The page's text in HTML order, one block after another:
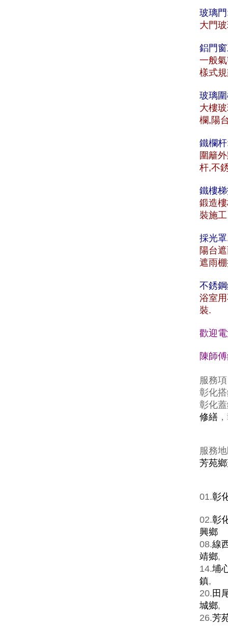
玻璃
大門
鋁門
一般
樣式
玻璃
大樓
欄,陽
鐵欄
圍籬
杆,不
鐵樓
鍛造
裝施工
採光
陽台
遮雨
不銹
浴室
裝.
歡迎
陳師
服務
彰化
彰化
修繕
服務
芳苑
01.彰
02.彰
興鄉
08.線
靖鄉,
14.埔
鎮,
20. 田
城鄉,
26.芳